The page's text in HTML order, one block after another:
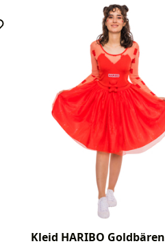
Kleid HARIBO Goldbären